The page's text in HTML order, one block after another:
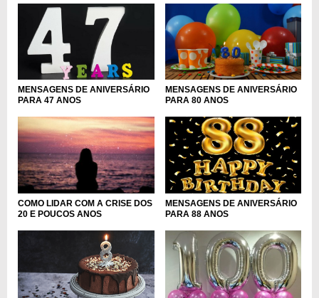
MENSAGENS DE ANIVERSÁRIO
PARA 47 ANOS
MENSAGENS DE ANIVERSÁRIO
PARA 80 ANOS
COMO LIDAR COM A CRISE DOS
20 E POUCOS ANOS
MENSAGENS DE ANIVERSÁRIO
PARA 88 ANOS